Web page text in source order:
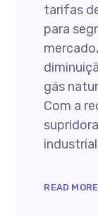
tarifas
para
gás
Com a
READ MORE